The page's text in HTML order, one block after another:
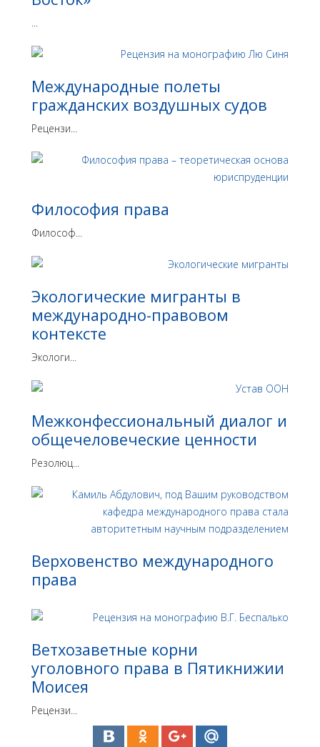
...
Международные полеты
гражданских воздушных судов
Рецензи...
Философия права
Философ...
Экологические мигранты в
международно-правовом
контексте
Экологи...
Межконфессиональный диалог и
общечеловеческие ценности
Резолюц...
Верховенство международного
права
Ветхозаветные корни
уголовного права в Пятикнижии
Моисея
Рецензи...